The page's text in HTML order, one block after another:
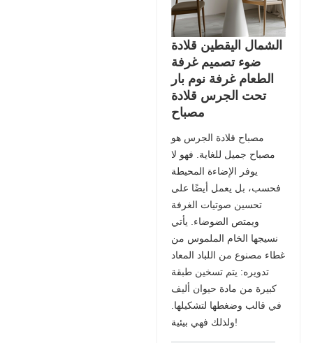
الشمال اليقطين قلادة
ضوء تصميم غرفة
الطعام غرفة نوم بار
تحت الجرس قلادة
مصباح
مصباح قلادة الجرس هو
مصباح جميل للغاية. فهو لا
يوفر الإضاءة المحيطة
فحسب، بل يعمل أيضًا على
تحسين صوتيات الغرفة
ويمتص الضوضاء. يأتي
نسيجها الخام الملموس من
غطاء مصنوع من اللباد المعاد
تدويره: يتم تسخين طبقة
كبيرة من مادة حيوان أليف
في قالب وضغطها لتشكيلها.
ولذلك فهي بيئية!